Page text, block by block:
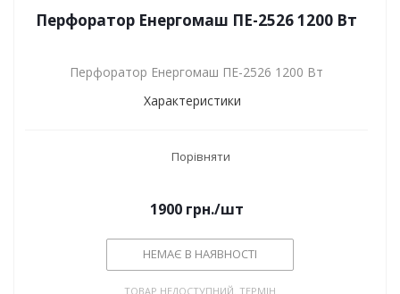
Перфоратор Енергомаш ПЕ-2526 1200 Вт
Перфоратор Енергомаш ПЕ-2526 1200 Вт
Характеристики
Порівняти
1900 грн./шт
НЕМАЄ В НАЯВНОСТІ
ТОВАР НЕДОСТУПНИЙ. ТЕРМІН